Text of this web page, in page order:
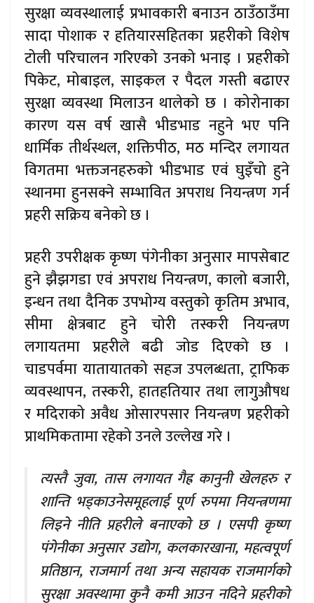
सुरक्षा व्यवस्थालाई प्रभावकारी बनाउन ठाउँठाउँमा
सादा पोशाक र हतियारसहितका प्रहरीको विशेष
टोली परिचालन गरिएको उनको भनाइ । प्रहरीको
पिकेट, मोबाइल, साइकल र पैदल गस्ती बढाएर
सुरक्षा व्यवस्था मिलाउन थालेको छ । कोरोनाका
कारण यस वर्ष खासै भीडभाड नहुने भए पनि
धार्मिक तीर्थस्थल, शक्तिपीठ, मठ मन्दिर लगायत
विगतमा भक्तजनहरुको भीडभाड एवं घुइँचो हुने
स्थानमा हुनसक्ने सम्भावित अपराध नियन्त्रण गर्न
प्रहरी सक्रिय बनेको छ ।
प्रहरी उपरीक्षक कृष्ण पंगेनीका अनुसार मापसेबाट
हुने झैझगडा एवं अपराध नियन्त्रण, कालो बजारी,
इन्धन तथा दैनिक उपभोग्य वस्तुको कृतिम अभाव,
सीमा क्षेत्रबाट हुने चोरी तस्करी नियन्त्रण
लगायतमा प्रहरीले बढी जोड दिएको छ ।
चाडपर्वमा यातायातको सहज उपलब्धता, ट्राफिक
व्यवस्थापन, तस्करी, हातहतियार तथा लागुऔषध
र मदिराको अवैध ओसारपसार नियन्त्रण प्रहरीको
प्राथमिकतामा रहेको उनले उल्लेख गरे ।
त्यस्तै जुवा, तास लगायत गैह्र कानुनी खेलहरु र
शान्ति भड्काउनेसमूहलाई पूर्ण रुपमा नियन्त्रणमा
लिइने नीति प्रहरीले बनाएको छ । एसपी कृष्ण
पंगेनीका अनुसार उद्योग, कलकारखाना, महत्वपूर्ण
प्रतिष्ठान, राजमार्ग तथा अन्य सहायक राजमार्गको
सुरक्षा अवस्थामा कुनै कमी आउन नदिने प्रहरीको